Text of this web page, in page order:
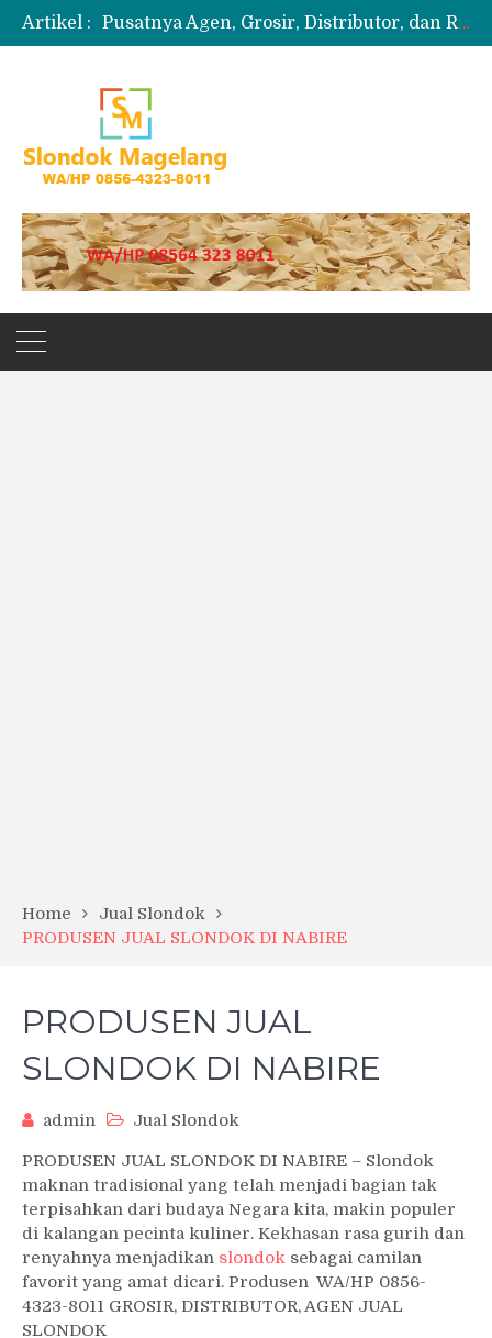
Artikel :
Pusatnya Agen, Grosir, Distributor, dan Reseller Puyur Koin
Produksi Slondok
Jual Puyur Koin Mentah 1 Ball 5 kg
Home
Jual Slondok
PRODUSEN JUAL SLONDOK DI NABIRE
PRODUSEN JUAL
SLONDOK DI NABIRE
admin Jual Slondok
PRODUSEN JUAL SLONDOK DI NABIRE – Slondok
maknan tradisional yang telah menjadi bagian tak
terpisahkan dari budaya Negara kita, makin populer
di kalangan pecinta kuliner. Kekhasan rasa gurih dan
renyahnya menjadikan slondok sebagai camilan
favorit yang amat dicari. Produsen WA/HP 0856-
4323-8011 GROSIR, DISTRIBUTOR, AGEN JUAL
SLONDOK